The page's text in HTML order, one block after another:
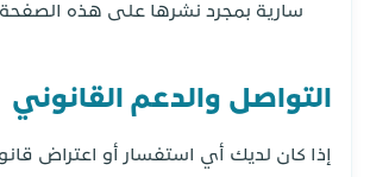
سارية بمجرد نشرها على هذه
التواصل والدعم القانوني
إذا كان لديك أي استفسار أو اعتراض